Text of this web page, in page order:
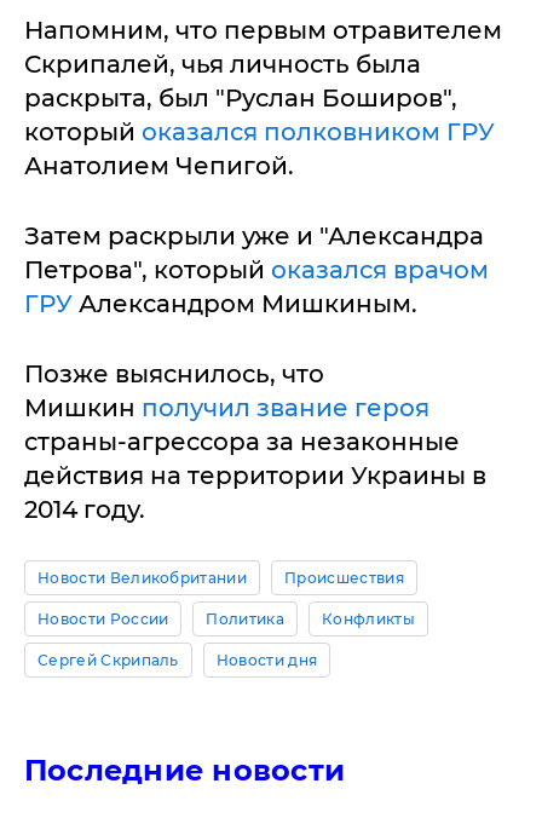
Напомним, что первым отравителем
Скрипалей, чья личность была
раскрыта, был "Руслан Боширов",
который оказался полковником ГРУ
Анатолием Чепигой.
Затем раскрыли уже и "Александра
Петрова", который оказался врачом
ГРУ Александром Мишкиным.
Позже выяснилось, что
Мишкин получил звание героя
страны-агрессора за незаконные
действия на территории Украины в
2014 году.
Новости Великобритании Происшествия
Новости России Политика Конфликты
Сергей Скрипаль Новости дня
Последние новости